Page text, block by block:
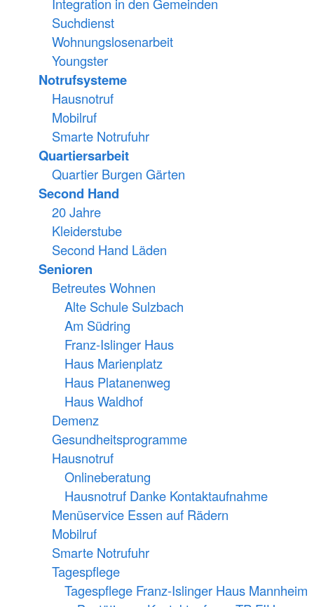
Suchdienst
Wohnungslosenarbeit
Youngster
Notrufsysteme
Hausnotruf
Mobilruf
Smarte Notrufuhr
Quartiersarbeit
Quartier Burgen Gärten
Second Hand
20 Jahre
Kleiderstube
Second Hand Läden
Senioren
Betreutes Wohnen
Alte Schule Sulzbach
Am Südring
Franz-Islinger Haus
Haus Marienplatz
Haus Platanenweg
Haus Waldhof
Demenz
Gesundheitsprogramme
Hausnotruf
Onlineberatung
Hausnotruf Danke Kontaktaufnahme
Menüservice Essen auf Rädern
Mobilruf
Smarte Notrufuhr
Tagespflege
Tagespflege Franz-Islinger Haus Mannheim